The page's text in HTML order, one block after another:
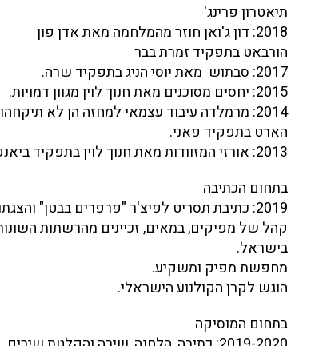
תיאטרון פרינג'
2018: דון ג'ואן חוזר מהמלחמה מאת אדן פון
הורבאט בתפקיד זמרת בבר
2017: סבתוש מאת יוסי הניג בתפקיד שרה.
2015: יחסים מסוכנים מאת חנוך לוין מגוון דמויות.
2014: מרמלדה עיבוד עצמאי למחזה הן לא
הארט בתפקיד פאני.
2013: אורזי המזוודות מאת חנוך לוין בתפקיד ביאנקה.
בתחום הכתיבה
2019: כתיבת תסריט לפיצ'ר "פרפרים בבטן"
קהל של מפיקים, במאים, זכיינים מהרשתות
בישראל.
מחפשת מפיק ומשקיע.
הוגש לקרן הקולנוע הישראלי.
בתחום המוסיקה